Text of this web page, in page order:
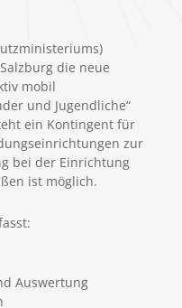
die neue
mobil
und Jugendliche“
ein Kontingent für
zur
bei der Einrichtung
ist möglich.
Auswertung